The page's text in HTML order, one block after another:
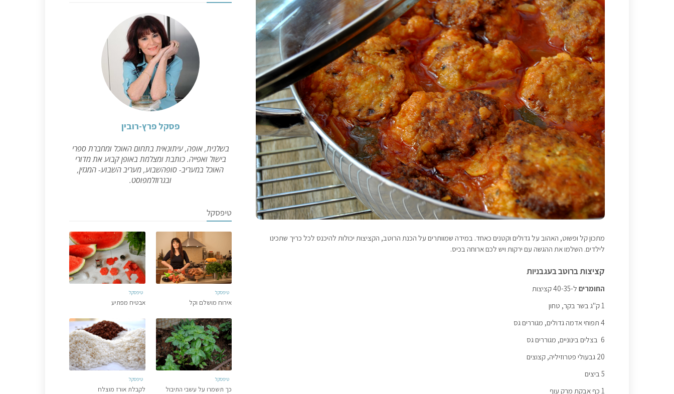
מתכון קל ופשוט, האהוב על גדולים וקטנים כאחד. במידה שמוותרים על הכנת הרוטב, הקציצות יכולות להיכנס לכל כריך שתכינו
לילדים. השלמו את ההגשה עם ירקות ויש לכם ארוחה בכיס.
קציצות ברוטב בעגבניות
החומרים ל-40-35 קציצות
1 ק"ג בשר בקר, טחון
4 תפוחי אדמה גדולים, מגוררים גס
6 בצלים בינוניים, מגוררים גס
20 גבעולי פטרוזיליה, קצוצים
5 ביצים
1 כף אבקת מרק עוף
פסקל פרץ-רובין
בשלנית, אופה, עיתונאית בתחום האוכל ומחברת ספרי
בישול ואפייה. כותבת ומצלמת באופן קבוע את מדורי
האוכל במעריב- סופהשבוע, מעריב השבוע- המגזין,
ובגרוזלמפוסט.
טיפסקל
טיפסקל
אירוח מושלם וקל
טיפסקל
אבטיח מפתיע
טיפסקל
כך תשמרו על עשבי התיבול
טיפסקל
לקבלת אורז מוצלח